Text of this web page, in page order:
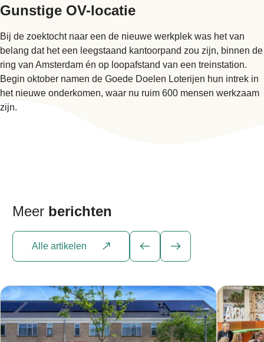
Gunstige OV-locatie
Bij de zoektocht naar een de nieuwe werkplek was het van
belang dat het een leegstaand kantoorpand zou zijn, binnen de
ring van Amsterdam én op loopafstand van een treinstation.
Begin oktober namen de Goede Doelen Loterijen hun intrek in
het nieuwe onderkomen, waar nu ruim 600 mensen werkzaam
zijn.
Meer berichten
Alle artikelen